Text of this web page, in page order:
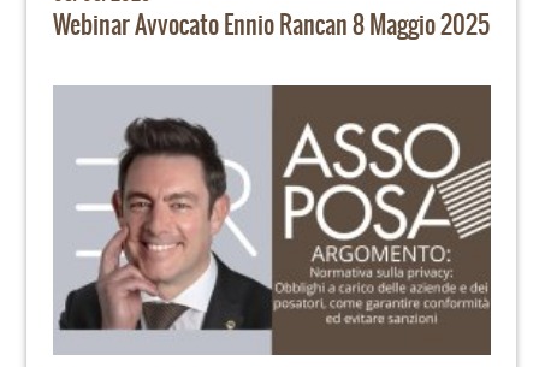
Webinar Avvocato Ennio Rancan 8 Maggio 2025